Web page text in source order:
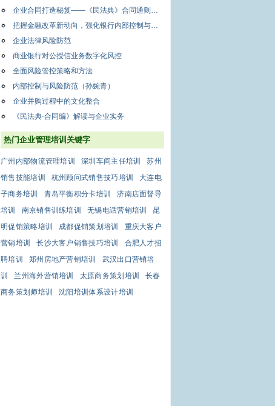
企业合同打造秘笈——《民法典》合同通则企业应用解析
把握金融改革新动向，强化银行内部控制与基层行风险管理
企业法律风险防范
商业银行对公授信业务数字化风控
全面风险管控策略和方法
内部控制与风险防范（孙婉青）
企业并购过程中的文化整合
《民法典·合同编》解读与企业实务
热门企业管理培训关键字
广州内部物流管理培训 深圳车间主任培训
苏州
销售技能培训
杭州顾问式销售技巧培训
大连电
子商务培训
青岛平衡积分卡培训
济南店面督导
培训
南京销售训练培训 无锡电话营销培训
昆
明促销策略培训
成都促销策划培训
重庆大客户
营销培训
长沙大客户销售技巧培训
合肥人才招
聘培训
郑州房地产营销培训
武汉出口营销培
训
兰州海外营销培训 太原商务策划培训
长春
商务策划师培训
沈阳培训体系设计培训